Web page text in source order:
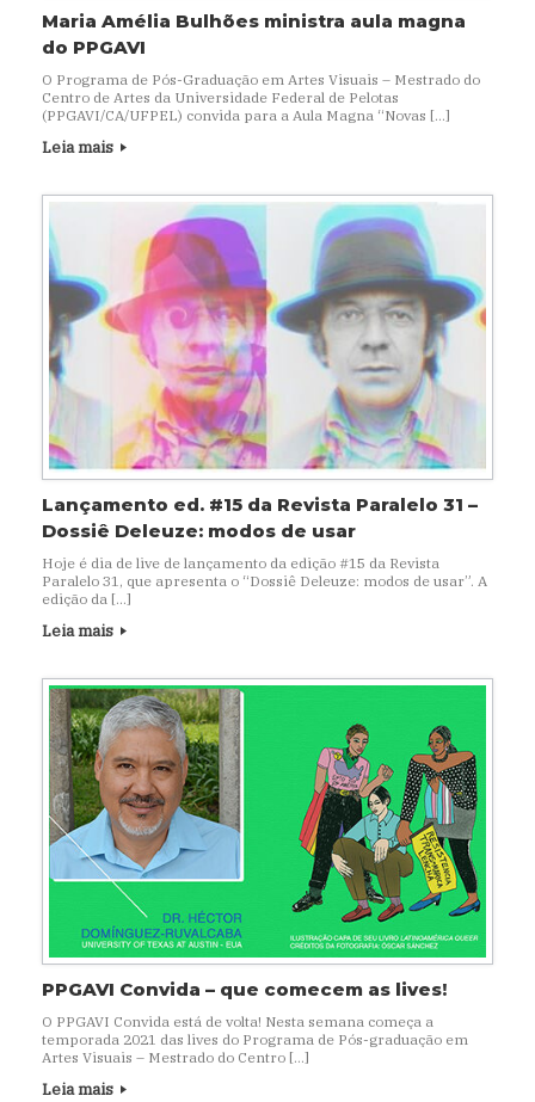
Maria Amélia Bulhões ministra aula magna
do PPGAVI
O Programa de Pós-Graduação em Artes Visuais – Mestrado do
Centro de Artes da Universidade Federal de Pelotas
(PPGAVI/CA/UFPEL) convida para a Aula Magna “Novas […]
Leia mais
Lançamento ed. #15 da Revista Paralelo 31 –
Dossiê Deleuze: modos de usar
Hoje é dia de live de lançamento da edição #15 da Revista
Paralelo 31, que apresenta o “Dossiê Deleuze: modos de usar”. A
edição da […]
Leia mais
PPGAVI Convida – que comecem as lives!
O PPGAVI Convida está de volta! Nesta semana começa a
temporada 2021 das lives do Programa de Pós-graduação em
Artes Visuais – Mestrado do Centro […]
Leia mais